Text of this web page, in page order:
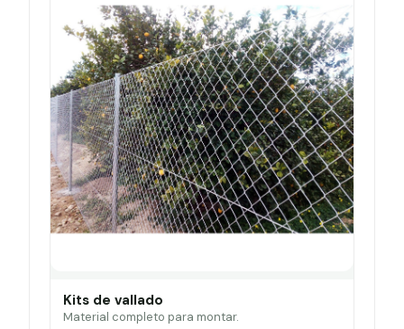
Kits de vallado
Material completo para montar.